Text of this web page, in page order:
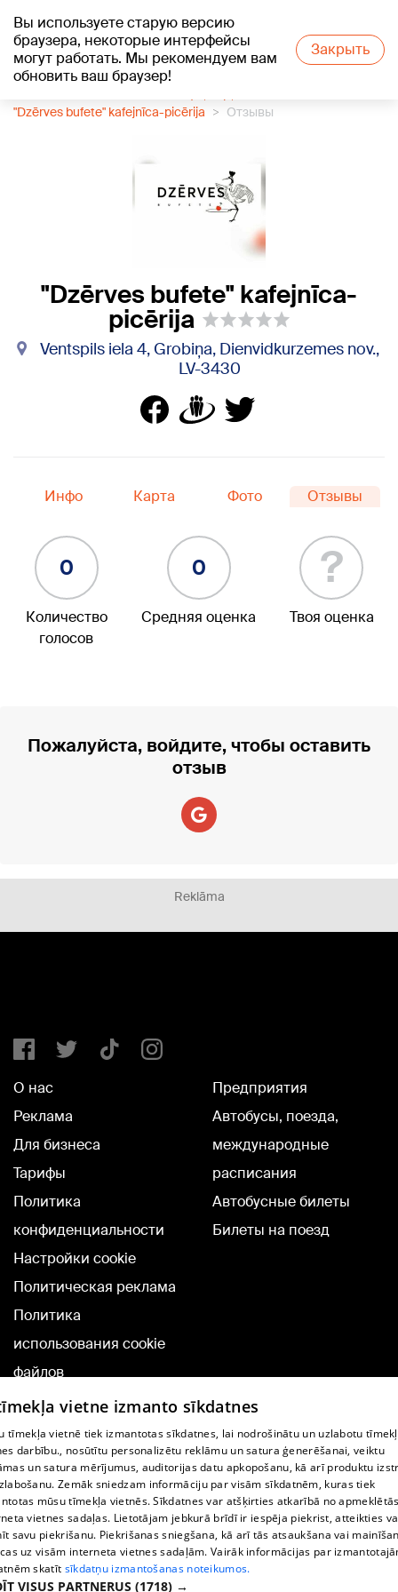
Вы используете старую версию
браузера, некоторые интерфейсы
могут работать. Мы рекомендуем вам
обновить ваш браузер!
Закрыть
+19°C
"Dzērves bufete" kafejnīca-picērija
Отзывы
"Dzērves bufete" kafejnīca-
picērija
Ventspils iela 4, Grobiņa, Dienvidkurzemes nov.,
LV-3430
Инфо Карта Фото Отзывы
0
Количество
голосов
0
Средняя оценка
?
Твоя оценка
Пожалуйста, войдите, чтобы оставить
отзыв
Reklāma
О нас
Реклама
Для бизнеса
Тарифы
Политика
конфиденциальности
Настройки cookie
Политическая реклама
Политика
использования cookie
файлов
Добавление
комментариев
Предприятия
Автобусы, поезда,
международные
расписания
Автобусные билеты
Билеты на поезд
TВ-программа
Условия договора
360 Ziņu kontakti
Helio Media
vietne izmanto sīkdatnes
tīmekļa vietnē tiek izmantotas sīkdatnes, lai nodrošinātu un uzlabotu
darbību., nosūtītu personalizētu reklāmu un satura ģenerēšanai, veiktu
un satura mērījumus, auditorijas datu apkopošanu, kā arī produktu
Zemāk sniedzam informāciju par visām sīkdatnēm, kuras tiek
mūsu tīmekļa vietnēs. Sīkdatnes var atšķirties atkarībā no
vietnes sadaļas. Lietotājam jebkurā brīdī ir iespēja piekrist, atteikties
savu piekrišanu. Piekrišanas sniegšana, kā arī tās atsaukšana vai
uz visām interneta vietnes sadaļām. Vairāk informācijas par
skatīt sīkdatņu izmantošanas noteikumos.
VISUS PARTNERUS (1718) →